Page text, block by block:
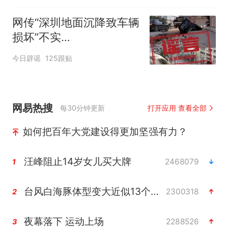
网传“深圳地面沉降致车辆
损坏”不实
（2026·08·06）
今日辟谣 125跟贴
网易热搜 每30分钟更新 打开应用 查看全部
如何把百年大党建设得更加坚强有力？
1 汪峰阻止14岁女儿买大牌 2468079
2 台风白海豚体型变大近似13个浙江面积 2300318
3 夜幕落下 运动上场 2288526